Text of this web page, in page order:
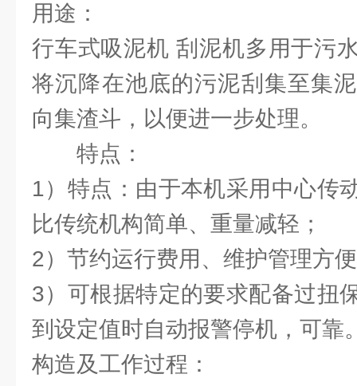
用途：
行车式吸泥机 刮泥机多用于污
将沉降在池底的污泥刮集至集
向集渣斗，以便进一步处理。
特点：
1）特点：由于本机采用中心传
比传统机构简单、重量减轻；
2）节约运行费用、维护管理方
3）可根据特定的要求配备过扭
到设定值时自动报警停机，可靠
构造及工作过程：